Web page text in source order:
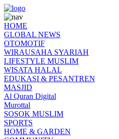
HOME
GLOBAL NEWS
OTOMOTIF
WIRAUSAHA SYARIAH
LIFESTYLE MUSLIM
WISATA HALAL
EDUKASI & PESANTREN
MASJID
Al Quran Digital
Murottal
SOSOK MUSLIM
SPORTS
HOME & GARDEN